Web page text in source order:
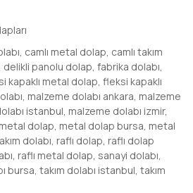
, camlı metal dolap, camlı takım
delikli panolu dolap, fabrika dolabı,
kapaklı metal dolap, fleksi kapaklı
, malzeme dolabı ankara, malzeme
istanbul, malzeme dolabı izmir,
metal dolap, metal dolap bursa, metal
dolabı, raflı dolap, raflı dolap
, raflı metal dolap, sanayi dolabı,
bursa, takım dolabı istanbul, takım